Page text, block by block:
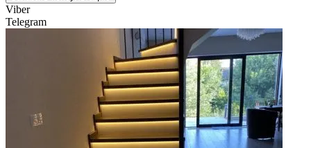
Viber
Telegram